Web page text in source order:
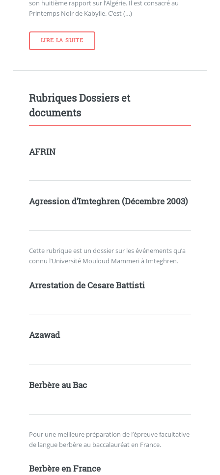
son huitième rapport sur l’Algérie. Il est consacré au
Printemps Noir de Kabylie. C’est (…)
LIRE LA SUITE
Rubriques Dossiers et
documents
AFRIN
Agression d’Imteghren (Décembre 2003)
Cette rubrique est un dossier sur les événements qu’a
connu l’Université Mouloud Mammeri à Imteghren.
Arrestation de Cesare Battisti
Azawad
Berbère au Bac
Pour une meilleure préparation de l’épreuve facultative
de langue berbère au baccalauréat en France.
Berbère en France